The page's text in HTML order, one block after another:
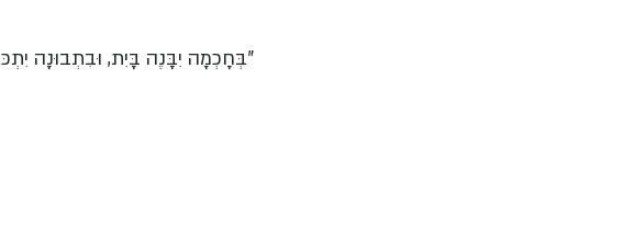
"בְּחָכְמָה יִבָּנֶה בָּיִת, וּבִתְבוּנָה